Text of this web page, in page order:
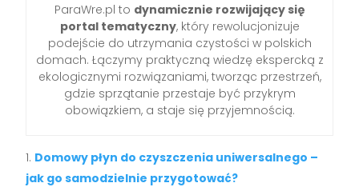
ParaWre.pl to dynamicznie rozwijający się
portal tematyczny, który rewolucjonizuje
podejście do utrzymania czystości w polskich
domach. Łączymy praktyczną wiedzę ekspercką z
ekologicznymi rozwiązaniami, tworząc przestrzeń,
gdzie sprzątanie przestaje być przykrym
obowiązkiem, a staje się przyjemnością.
Domowy płyn do czyszczenia uniwersalnego –
jak go samodzielnie przygotować?